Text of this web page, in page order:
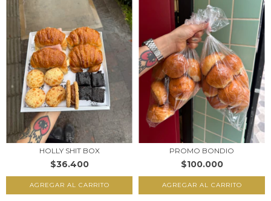
HOLLY SHIT BOX
$36.400
PROMO BONDIO
$100.000